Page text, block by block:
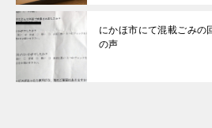
にかほ市にて混載ごみ
の声